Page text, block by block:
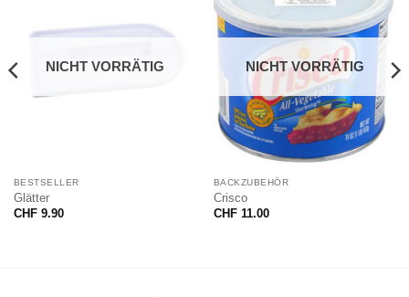
NICHT VORRÄTIG
BESTSELLER
Glätter
CHF9.90
NICHT VORRÄTIG
BACKZUBEHÖR
Crisco
CHF11.00